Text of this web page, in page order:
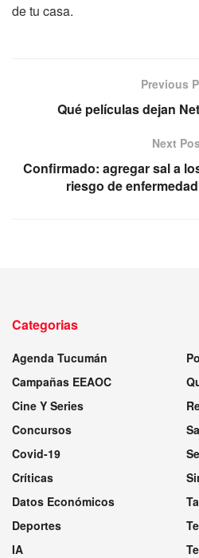
de tu casa.
Previous
Qué películas dejan
Next
Confirmado: agregar sal a
riesgo de
Categorias
Agenda Tucumán
Campañas EEAOC
Cine Y Series
Concursos
Covid-19
Críticas
Datos Económicos
Deportes
IA